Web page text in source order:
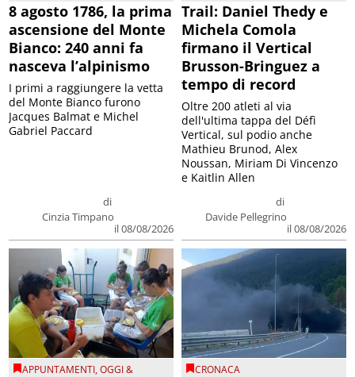
8 agosto 1786, la prima
ascensione del Monte
Bianco: 240 anni fa
nasceva l’alpinismo
di
Cinzia Timpano
il 08/08/2026
I primi a raggiungere la vetta
del Monte Bianco furono
Jacques Balmat e Michel
Gabriel Paccard
Trail: Daniel Thedy e
Michela Comola
firmano il Vertical
Brusson-Bringuez a
tempo di record
di
Davide Pellegrino
il 08/08/2026
Oltre 200 atleti al via
dell'ultima tappa del Défì
Vertical, sul podio anche
Mathieu Brunod, Alex
Noussan, Miriam Di Vincenzo
e Kaitlin Allen
APPUNTAMENTI,OGGI &
CRONACA